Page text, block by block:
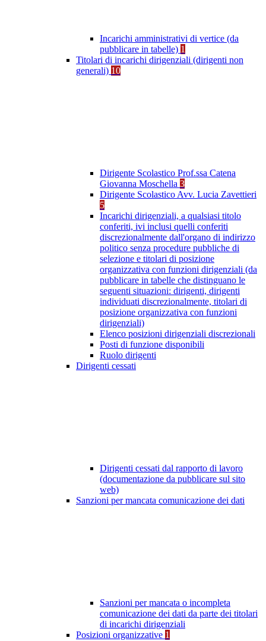
Incarichi amministrativi di vertice (da
pubblicare in tabelle) 1
Titolari di incarichi dirigenziali (dirigenti non
generali) 10
Dirigente Scolastico Prof.ssa Catena
Giovanna Moschella 3
Dirigente Scolastico Avv. Lucia Zavettieri
5
Incarichi dirigenziali, a qualsiasi titolo
conferiti, ivi inclusi quelli conferiti
discrezionalmente dall'organo di indirizzo
politico senza procedure pubbliche di
selezione e titolari di posizione
organizzativa con funzioni dirigenziali (da
pubblicare in tabelle che distinguano le
seguenti situazioni: dirigenti, dirigenti
individuati discrezionalmente, titolari di
posizione organizzativa con funzioni
dirigenziali)
Elenco posizioni dirigenziali discrezionali
Posti di funzione disponibili
Ruolo dirigenti
Dirigenti cessati
Dirigenti cessati dal rapporto di lavoro
(documentazione da pubblicare sul sito
web)
Sanzioni per mancata comunicazione dei dati
Sanzioni per mancata o incompleta
comunicazione dei dati da parte dei titolari
di incarichi dirigenziali
Posizioni organizzative 1